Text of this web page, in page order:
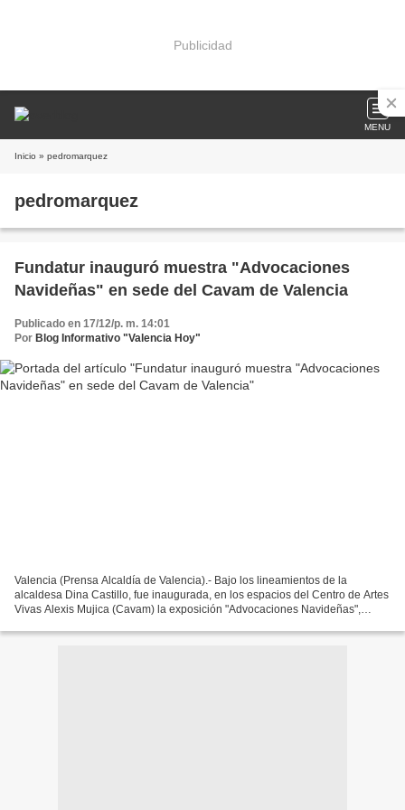
Publicidad
MENU
Inicio » pedromarquez
pedromarquez
Fundatur inauguró muestra "Advocaciones
Navideñas" en sede del Cavam de Valencia
Publicado en 17/12/p. m. 14:01
Por Blog Informativo "Valencia Hoy"
Valencia (Prensa Alcaldía de Valencia).- Bajo los lineamientos de la
alcaldesa Dina Castillo, fue inaugurada, en los espacios del Centro de Artes
Vivas Alexis Mujica (Cavam) la exposición "Advocaciones Navideñas",